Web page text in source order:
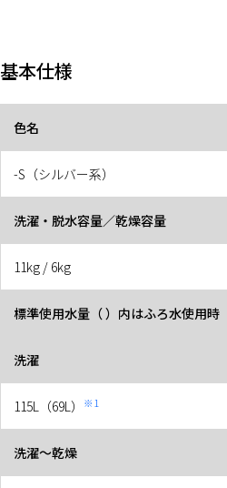
基本仕様
色名
-S（シルバー系）
洗濯・脱水容量／乾燥容量
11kg / 6kg
標準使用水量（ ）内はふろ水使用時
洗濯
115L（69L） ※1
洗濯〜乾燥